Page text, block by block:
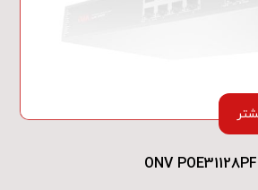
ONV POE31128PF